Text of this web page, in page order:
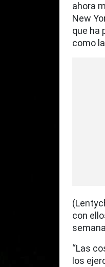
ahora
New
que ha
como
con
“Las
los